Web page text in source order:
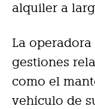
alquiler a
La
gestiones
como el
vehículo de